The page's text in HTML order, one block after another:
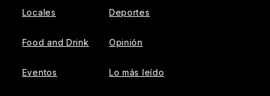
Locales
Food and Drink
Eventos
Deportes
Opinión
Lo más leído